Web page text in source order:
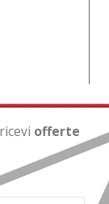
offerte